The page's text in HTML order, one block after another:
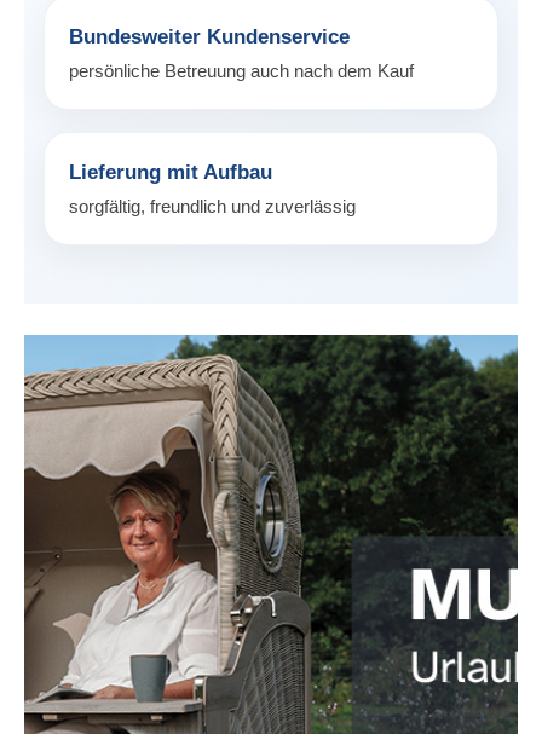
Bundesweiter Kundenservice
persönliche Betreuung auch nach dem Kauf
Lieferung mit Aufbau
sorgfältig, freundlich und zuverlässig